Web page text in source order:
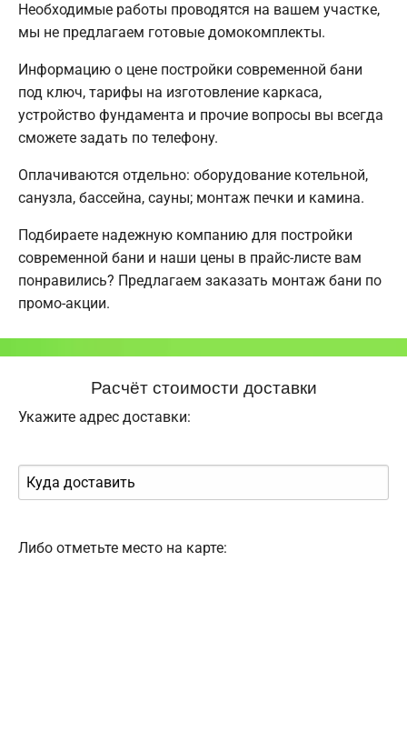
Необходимые работы проводятся на вашем участке,
мы не предлагаем готовые домокомплекты.
Информацию о цене постройки современной бани
под ключ, тарифы на изготовление каркаса,
устройство фундамента и прочие вопросы вы всегда
сможете задать по телефону.
Оплачиваются отдельно: оборудование котельной,
санузла, бассейна, сауны; монтаж печки и камина.
Подбираете надежную компанию для постройки
современной бани и наши цены в прайс-листе вам
понравились? Предлагаем заказать монтаж бани по
промо-акции.
Расчёт стоимости доставки
Укажите адрес доставки:
Либо отметьте место на карте: